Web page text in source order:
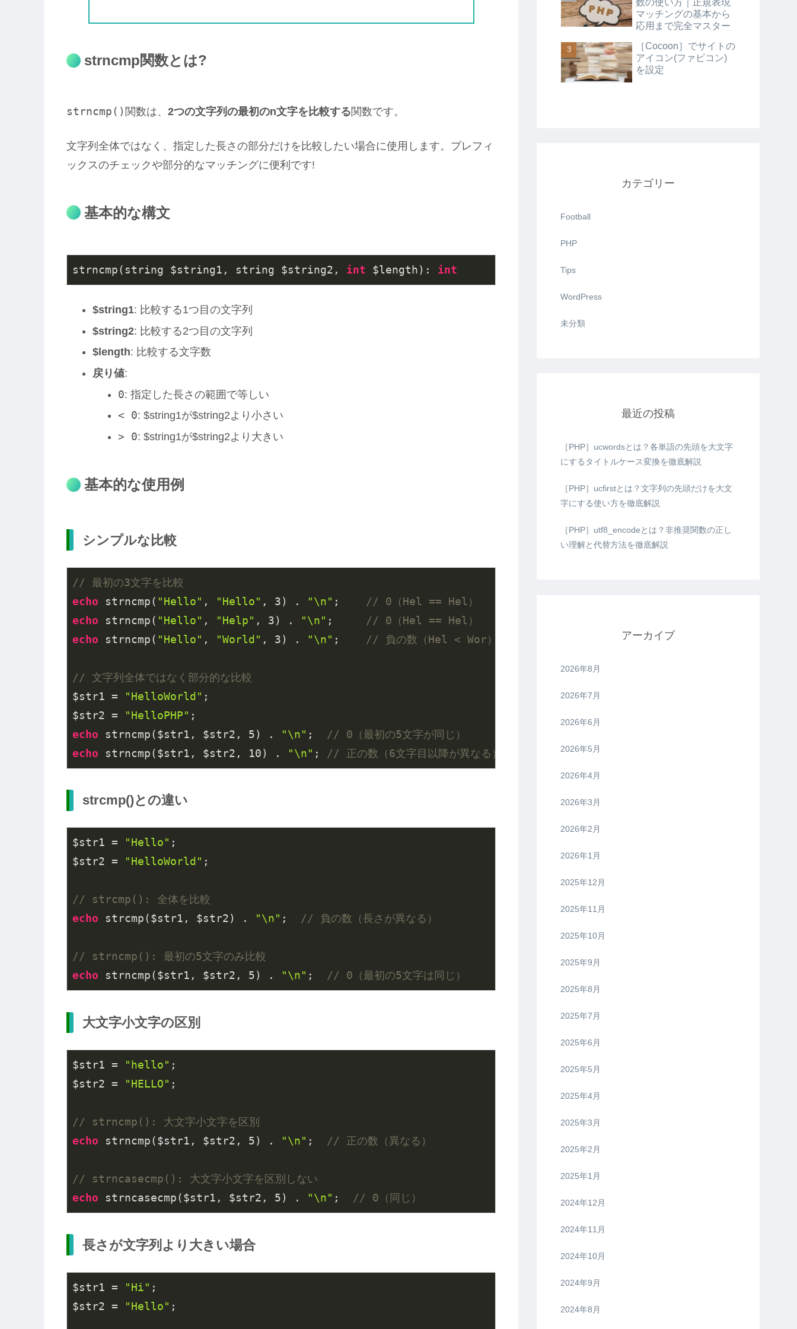
strncmp関数とは?
strncmp() 関数は、 2つの文字列の最初のn文字を比較する関数です。
文字列全体ではなく、指定した長さの部分だけを比較したい場合に使用します。プレフィ
ックスのチェックや部分的なマッチングに便利です!
基本的な構文
strncmp(string $string1, string $string2, int $length): int
$string1: 比較する1つ目の文字列
$string2: 比較する2つ目の文字列
$length: 比較する文字数
戻り値:
0: 指定した長さの範囲で等しい
< 0: $string1が$string2より小さい
> 0: $string1が$string2より大きい
基本的な使用例
シンプルな比較
// 最初の3文字を比較
echo strncmp( "Hello" , "Hello" , 3) . "\n" ; // 0（Hel == Hel）
echo strncmp( "Hello" , "Help" , 3) . "\n" ; // 0（Hel == Hel）
echo strncmp( "Hello" , "World" , 3) . "\n" ; // 負の数（Hel < Wor）
// 文字列全体ではなく部分的な比較
$str1 =
"HelloWorld" ;
$str2 =
"HelloPHP"
echo strncmp($str1, $str2, 5) . "\n" ; // 0（最初の5文字が同じ）
echo strncmp($str1, $str2, 10) . "\n" ; // 正の数（6文字目以降が異なる）
strcmp()との違い
$str1 = "Hello" ;
$str2 =
"HelloWorld" ;
// strcmp(): 全体を比較
echo strcmp($str1, $str2) . "\n" ; // 負の数（長さが異なる）
// strncmp(): 最初の5文字のみ比較
echo strncmp($str1, $str2, 5) . "\n" ; // 0（最初の5文字は同じ）
大文字小文字の区別
$str1 = "hello" ;
$str2 =
"HELLO" ;
// strncmp(): 大文字小文字を区別
echo strncmp($str1, $str2, 5) . "\n" ; // 正の数（異なる）
// strncasecmp(): 大文字小文字を区別しない
echo strncasecmp($str1, $str2, 5) . "\n" ; // 0（同じ）
長さが文字列より大きい場合
$str1 = "Hi" ;
$str2 =
"Hello" ;
数の使い方｜正規表現
マッチングの基本から
応用まで完全マスター
［Cocoon］でサイトの
アイコン(ファビコン)
を設定
カテゴリー
Football
PHP
Tips
WordPress
未分類
最近の投稿
［PHP］ucwordsとは？各単語の先頭を大文字
にするタイトルケース変換を徹底解説
［PHP］ucfirstとは？文字列の先頭だけを大文
字にする使い方を徹底解説
［PHP］utf8_encodeとは？非推奨関数の正し
い理解と代替方法を徹底解説
アーカイブ
2026年8月
2026年7月
2026年6月
2026年5月
2026年4月
2026年3月
2026年2月
2026年1月
2025年12月
2025年11月
2025年10月
2025年9月
2025年8月
2025年7月
2025年6月
2025年5月
2025年4月
2025年3月
2025年2月
2025年1月
2024年12月
2024年11月
2024年10月
2024年9月
2024年8月